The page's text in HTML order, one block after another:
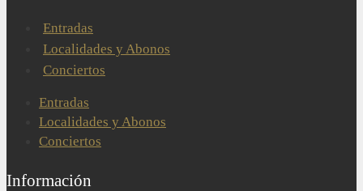
Entradas
Localidades y Abonos
Conciertos
Entradas
Localidades y Abonos
Conciertos
Información